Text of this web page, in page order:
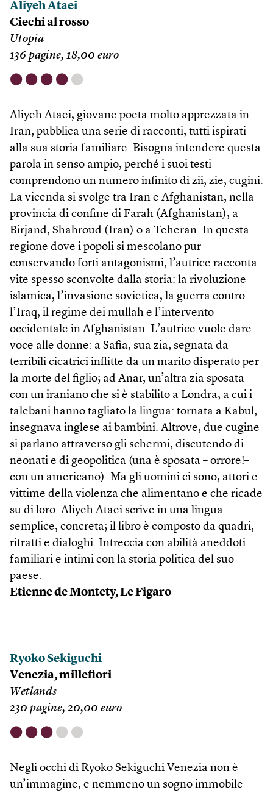
Aliyeh Ataei
Ciechi al rosso
Utopia
136 pagine, 18,00 euro
⬤ ⬤ ⬤ ⬤ ⬤
Aliyeh Ataei, giovane poeta molto apprezzata in
Iran, pubblica una serie di racconti, tutti ispirati
alla sua storia familiare. Bisogna intendere questa
parola in senso ampio, perché i suoi testi
comprendono un numero infinito di zii, zie, cugini.
La vicenda si svolge tra Iran e Afghanistan, nella
provincia di confine di Farah (Afghanistan), a
Birjand, Shahroud (Iran) o a Teheran. In questa
regione dove i popoli si mescolano pur
conservando forti antagonismi, l’autrice racconta
vite spesso sconvolte dalla storia: la rivoluzione
islamica, l’invasione sovietica, la guerra contro
l’Iraq, il regime dei mullah e l’intervento
occidentale in Afghanistan. L’autrice vuole dare
voce alle donne: a Safia, sua zia, segnata da
terribili cicatrici inflitte da un marito disperato per
la morte del figlio; ad Anar, un’altra zia sposata
con un iraniano che si è stabilito a Londra, a cui i
talebani hanno tagliato la lingua: tornata a Kabul,
insegnava inglese ai bambini. Altrove, due cugine
si parlano attraverso gli schermi, discutendo di
neonati e di geopolitica (una è sposata – orrore!–
con un americano). Ma gli uomini ci sono, attori e
vittime della violenza che alimentano e che ricade
su di loro. Aliyeh Ataei scrive in una lingua
semplice, concreta; il libro è composto da quadri,
ritratti e dialoghi. Intreccia con abilità aneddoti
familiari e intimi con la storia politica del suo
paese.
Etienne de Montety, Le Figaro
Ryoko Sekiguchi
Venezia, millefiori
Wetlands
230 pagine, 20,00 euro
⬤ ⬤ ⬤ ⬤ ⬤
Negli occhi di Ryoko Sekiguchi Venezia non è
un’immagine, e nemmeno un sogno immobile